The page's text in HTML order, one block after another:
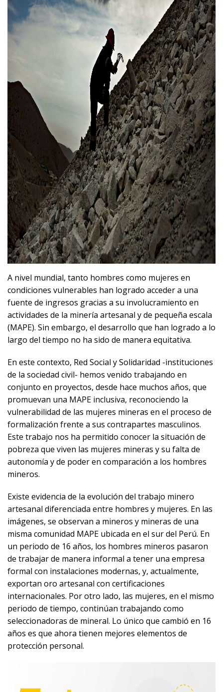
A nivel mundial, tanto hombres como mujeres en
condiciones vulnerables han logrado acceder a una
fuente de ingresos gracias a su involucramiento en
actividades de la minería artesanal y de pequeña escala
(MAPE). Sin embargo, el desarrollo que han logrado a lo
largo del tiempo no ha sido de manera equitativa.
En este contexto, Red Social y Solidaridad -instituciones
de la sociedad civil- hemos venido trabajando en
conjunto en proyectos, desde hace muchos años, que
promuevan una MAPE inclusiva, reconociendo la
vulnerabilidad de las mujeres mineras en el proceso de
formalización frente a sus contrapartes masculinos.
Este trabajo nos ha permitido conocer la situación de
pobreza que viven las mujeres mineras y su falta de
autonomía y de poder en comparación a los hombres
mineros.
Existe evidencia de la evolución del trabajo minero
artesanal diferenciada entre hombres y mujeres. En las
imágenes, se observan a mineros y mineras de una
misma comunidad MAPE ubicada en el sur del Perú. En
un periodo de 16 años, los hombres mineros pasaron
de trabajar de manera informal a tener una empresa
formal con instalaciones modernas, y, actualmente,
exportan oro artesanal con certificaciones
internacionales. Por otro lado, las mujeres, en el mismo
periodo de tiempo, continúan trabajando como
seleccionadoras de mineral. Lo único que cambió en 16
años es que ahora tienen mejores elementos de
protección personal.